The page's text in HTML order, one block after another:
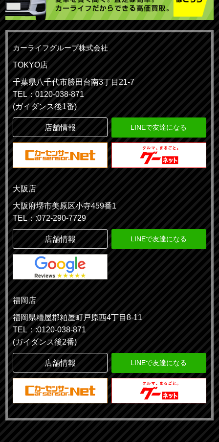
カーライフグループ株式会社
TOKYO店
千葉県八千代市勝田台南3丁目21-7
TEL：0120-038-871
(ガイダンス後1番)
店舗情報 LINEで友達になる
大阪店
大阪府堺市美原区小寺459番1
TEL：:072-290-7729
店舗情報 LINEで友達になる
福岡店
福岡県糟屋郡粕屋町戸原西4丁目8-11
TEL：:0120-038-871
(ガイダンス後2番)
店舗情報 LINEで友達になる